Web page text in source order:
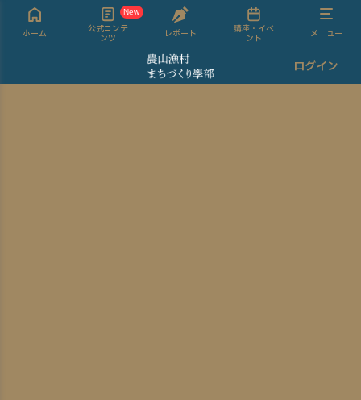
ホーム
New
公式コンテ
ンツ
レポート
講座・イベ
ント
メニュー
ログイン